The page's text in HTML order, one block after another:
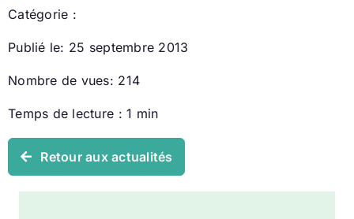
Catégorie :
Publié le: 25 septembre 2013
Nombre de vues: 214
Temps de lecture : 1 min
Retour aux actualités